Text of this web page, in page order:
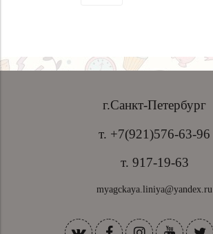
г.Санкт-Петербург
т. +7(921)576-63-96
т. 917-19-63
myagckaya.liniya@yandex.ru